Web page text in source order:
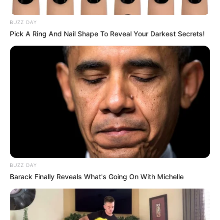
Cerca de 15 días duró muerto dentro de su casa vecino en
San
Noviembre 28, 2018
BUZZ DAY
Pick A Ring And Nail Shape To Reveal Your Darkest Secrets!
BUZZ DAY
Barack Finally Reveals What's Going On With Michelle